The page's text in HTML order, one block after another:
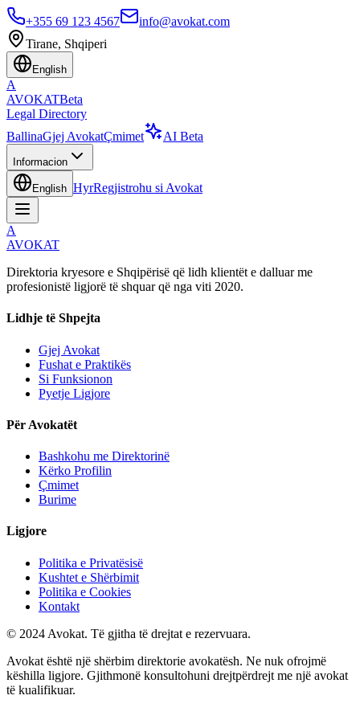
+355 69 123 4567
info@avokat.com
Tirane, Shqiperi
English
A
AVOKATBeta
Legal Directory
BallinaGjej AvokatÇmimet AI Beta
Informacion
English HyrRegjistrohu si Avokat
A
AVOKAT
Direktoria kryesore e Shqipërisë që lidh klientët e dalluar me
profesionistë ligjorë të shquar që nga viti 2020.
Lidhje të Shpejta
Gjej Avokat
Fushat e Praktikës
Si Funksionon
Pyetje Ligjore
Për Avokatët
Bashkohu me Direktorinë
Kërko Profilin
Çmimet
Burime
Ligjore
Politika e Privatësisë
Kushtet e Shërbimit
Politika e Cookies
Kontakt
© 2024 Avokat. Të gjitha të drejtat e rezervuara.
Avokat është një shërbim direktorie avokatësh. Ne nuk ofrojmë
këshilla ligjore. Gjithmonë konsultohuni drejtpërdrejt me një avokat
të kualifikuar.